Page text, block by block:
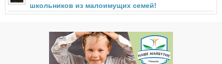
школьников из малоимущих семей!